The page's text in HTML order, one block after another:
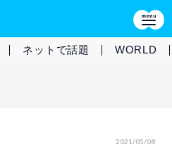
ネットで話題 WORLD
2021/05/08